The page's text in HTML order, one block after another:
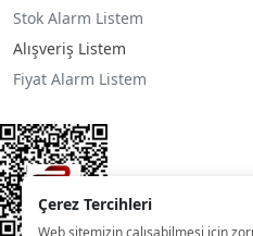
Stok Alarm Listem
Alışveriş Listem
Fiyat Alarm Listem
Çerez Tercihleri
Web sitemizin çalışabilmesi için